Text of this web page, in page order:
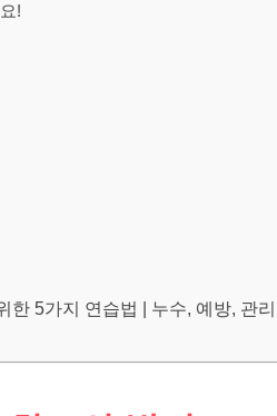
!
5가지 연습법 | 누수, 예방, 관